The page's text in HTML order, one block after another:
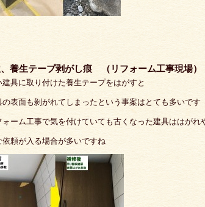
養生テープ剥がし痕 （リフォーム工事現場）
建具に取り付けた養生テープをはがすと
の表面も剝がれてしまったという事案はとても多いです
ォーム工事で気を付けていても古くなった建具ははがれ
依頼が入る場合が多いですね